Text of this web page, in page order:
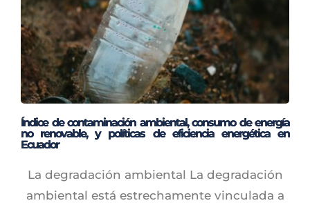
Índice de contaminación ambiental, consumo de energía
no renovable, y políticas de eficiencia energética en
Ecuador
La degradación ambiental La degradación
ambiental está estrechamente vinculada a